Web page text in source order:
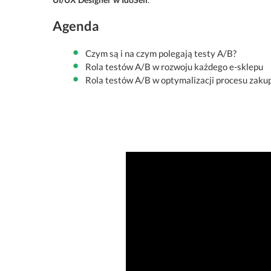
Agenda
Czym są i na czym polegają testy A/B?
Rola testów A/B w rozwoju każdego e-sklepu
Rola testów A/B w optymalizacji procesu